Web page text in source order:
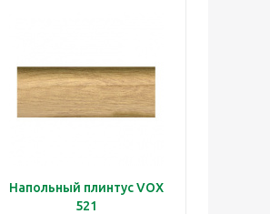
Напольный плинтус VOX
521